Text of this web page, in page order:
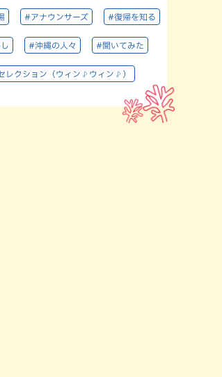
#アナウンサーズ #復帰を知る
#沖縄の人々 #聞いてみた
レクション（ウィン♪ウィン♪）